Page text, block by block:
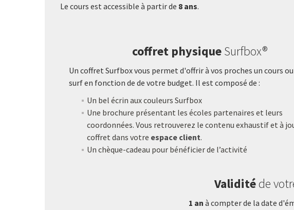
Le cours est accessible à partir de 8 ans.
coffret physiqueSurfbox®
Un coffret Surfbox vous permet d'offrir à vos proches un cours
surf en fonction de de votre budget. Il est composé de :
Un bel écrin aux couleurs Surfbox
Une brochure présentant les écoles partenaires et leurs
coordonnées. Vous retrouverez le contenu exhaustif et à
coffret dans votre espace client.
Un chèque-cadeau pour bénéficier de l’activité
Validitéde
1 an à compter de la date